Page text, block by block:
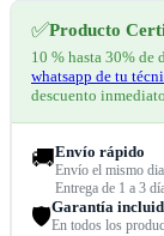
✅Producto
10 % hasta 30% de
whatsapp de tu
descuento inmediato
🚚Envío rápido
Envío el mismo dia
Entrega de 1 a 3
🛡️Garantía
En todos los